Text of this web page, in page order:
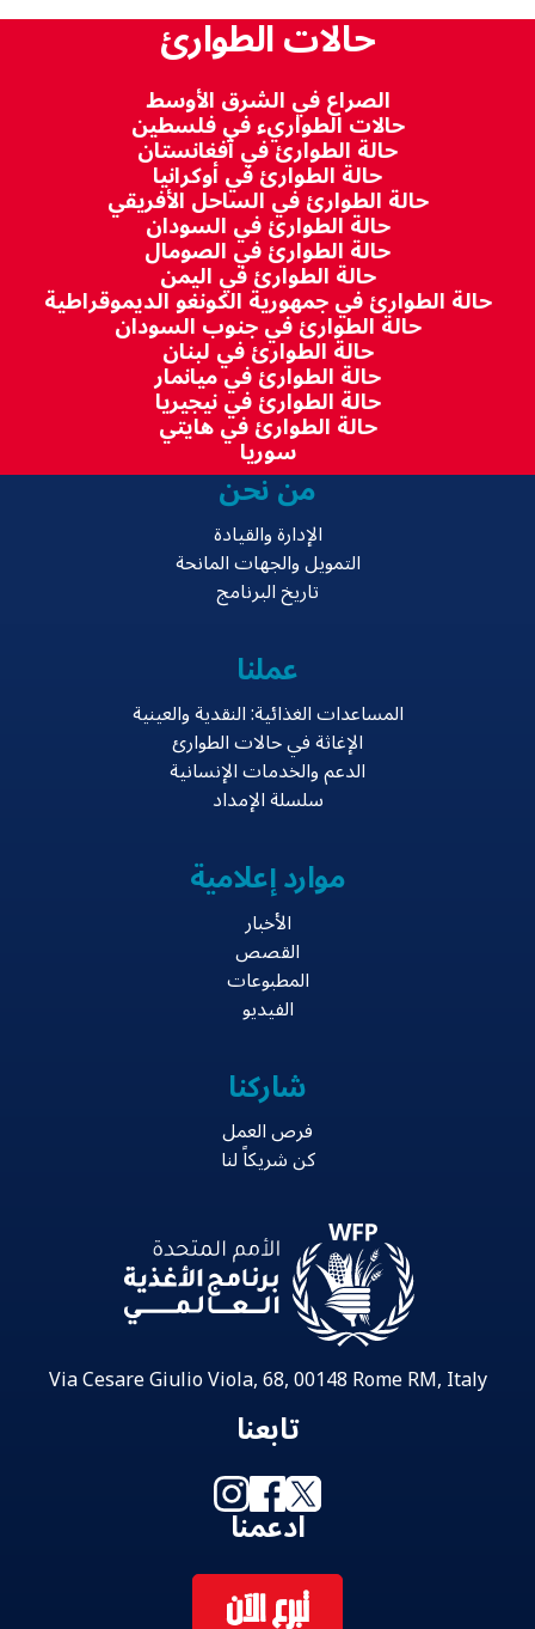
حالات الطوارئ
الصراع في الشرق الأوسط
حالات الطواريء في فلسطين
حالة الطوارئ في أفغانستان
حالة الطوارئ في أوكرانيا
حالة الطوارئ في الساحل الأفريقي
حالة الطوارئ في السودان
حالة الطوارئ في الصومال
حالة الطوارئ في اليمن
حالة الطوارئ في جمهورية الكونغو الديموقراطية
حالة الطوارئ في جنوب السودان
حالة الطوارئ في لبنان
حالة الطوارئ في ميانمار
حالة الطوارئ في نيجيريا
حالة الطوارئ في هايتي
سوريا
من نحن
الإدارة والقيادة
التمويل والجهات المانحة
تاريخ البرنامج
عملنا
المساعدات الغذائية: النقدية والعينية
الإغاثة في حالات الطوارئ
الدعم والخدمات الإنسانية
سلسلة الإمداد
موارد إعلامية
الأخبار
القصص
المطبوعات
الفيديو
شاركنا
فرص العمل
كن شريكاً لنا
Via Cesare Giulio Viola, 68, 00148 Rome RM, Italy
تابعنا
ادعمنا
تبرع الآن